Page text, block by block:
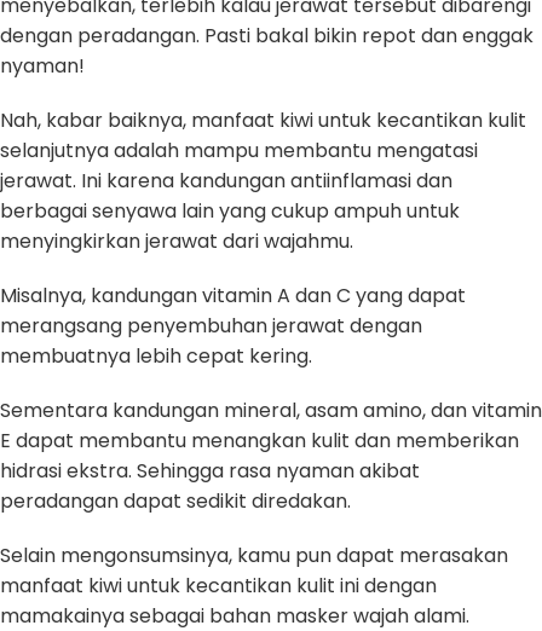
dengan peradangan. Pasti bakal bikin repot dan enggak
nyaman!
Nah, kabar baiknya, manfaat kiwi untuk kecantikan kulit
selanjutnya adalah mampu membantu mengatasi
jerawat. Ini karena kandungan antiinflamasi dan
berbagai senyawa lain yang cukup ampuh untuk
menyingkirkan jerawat dari wajahmu.
Misalnya, kandungan vitamin A dan C yang dapat
merangsang penyembuhan jerawat dengan
membuatnya lebih cepat kering.
Sementara kandungan mineral, asam amino, dan vitamin
E dapat membantu menangkan kulit dan memberikan
hidrasi ekstra. Sehingga rasa nyaman akibat
peradangan dapat sedikit diredakan.
Selain mengonsumsinya, kamu pun dapat merasakan
manfaat kiwi untuk kecantikan kulit ini dengan
mamakainya sebagai bahan masker wajah alami.